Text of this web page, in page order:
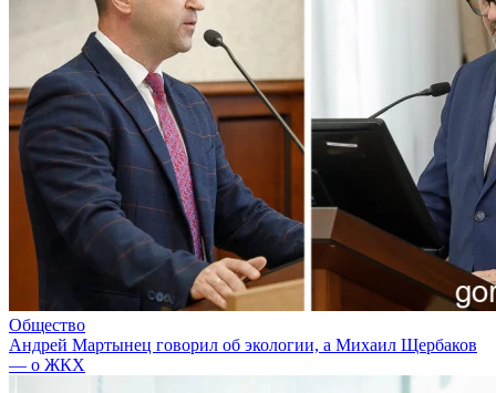
Общество
Андрей Мартынец говорил об экологии, а Михаил Щербаков
— о ЖКХ